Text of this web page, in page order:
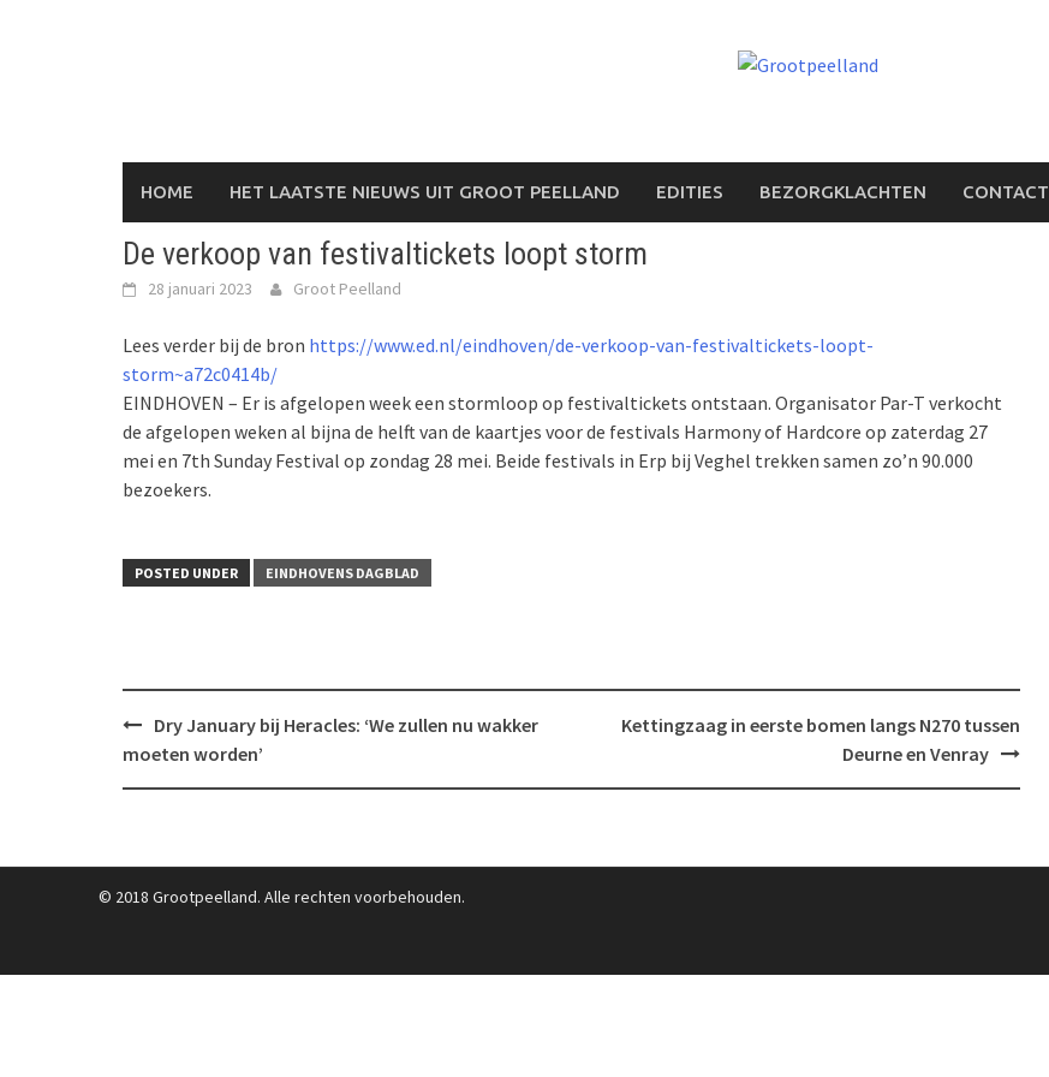
HOME HET LAATSTE NIEUWS UIT GROOT PEELLAND EDITIES BEZORGKLACHTEN CONTACT
De verkoop van festivaltickets loopt storm
28 januari 2023 Groot Peelland
Lees verder bij de bron https://www.ed.nl/eindhoven/de-verkoop-van-festivaltickets-loopt-
storm~a72c0414b/
EINDHOVEN – Er is afgelopen week een stormloop op festivaltickets ontstaan. Organisator Par-T verkocht
de afgelopen weken al bijna de helft van de kaartjes voor de festivals Harmony of Hardcore op zaterdag 27
mei en 7th Sunday Festival op zondag 28 mei. Beide festivals in Erp bij Veghel trekken samen zo’n 90.000
bezoekers.
POSTED UNDER EINDHOVENS DAGBLAD
Post
navigation
Dry January bij Heracles: ‘We zullen nu wakker
moeten worden’
Kettingzaag in eerste bomen langs N270 tussen
Deurne en Venray
© 2018 Grootpeelland. Alle rechten voorbehouden.